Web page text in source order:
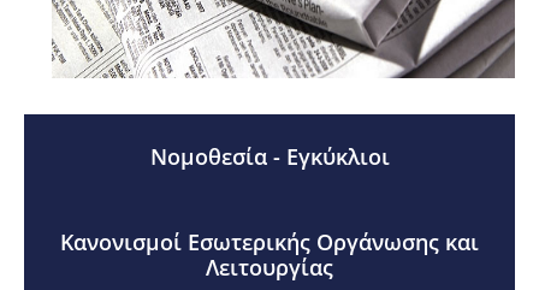
Νομοθεσία - Εγκύκλιοι
Κανονισμοί Εσωτερικής Οργάνωσης και
Λειτουργίας